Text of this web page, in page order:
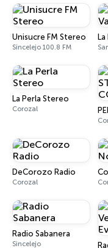
Unisucre FM Stereo
Sincelejo 100.8 FM
La Perla Stereo
Corozal
DeCorozo Radio
Corozal
Radio Sabanera
Sincelejo